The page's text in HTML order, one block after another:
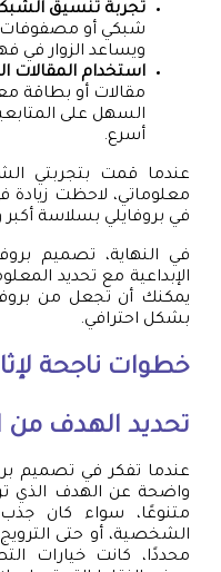
تجربة تنسيق
شبكي أو مصفوفات
ويساعد الزوار في
استخدام المقالات
مقالات أو بطاقة
السهل على
أسرع.
عندما قمت بتجربتي
معلوماتي، لاحظت زيادة
في بروفايلي بسلاسة
في النهاية، تصميم
الإبداعية مع تحديد
يمكنك أن تجعل من
بشكل احترافي.
خطوات ناجحة
تحديد الهدف من
عندما تفكر في تصميم
واضحة عن الهدف الذي
متنوعًا، سواء كان جذب
الشخصية، أو حتى
محددًا، كانت خيارات